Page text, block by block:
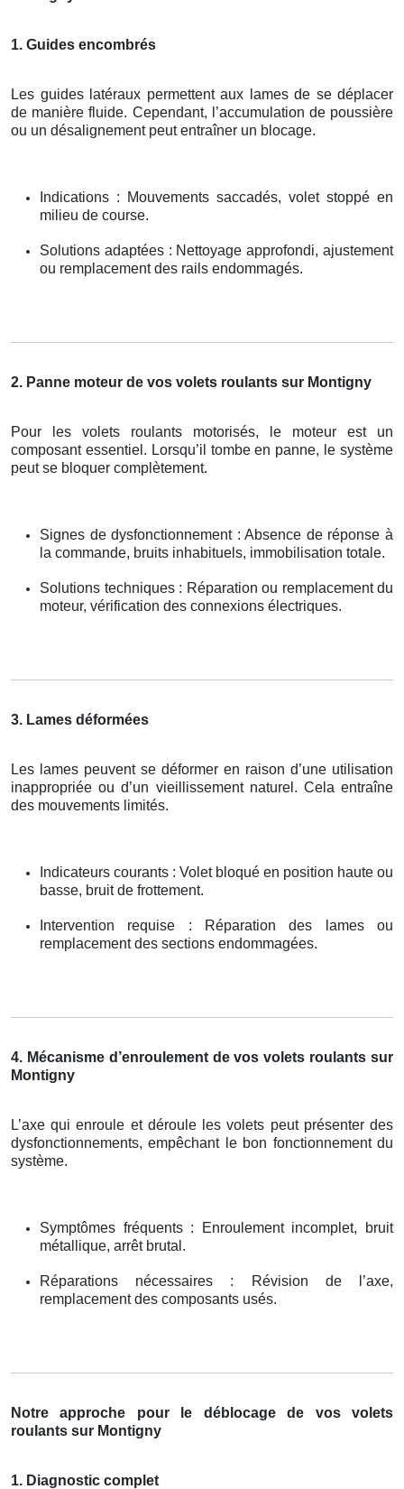
1. Guides encombrés
Les guides latéraux permettent aux lames de se déplacer
de manière fluide. Cependant, l’accumulation de poussière
ou un désalignement peut entraîner un blocage.
Indications : Mouvements saccadés, volet stoppé en
milieu de course.
Solutions adaptées : Nettoyage approfondi, ajustement
ou remplacement des rails endommagés.
2. Panne moteur de vos volets roulants sur Montigny
Pour les volets roulants motorisés, le moteur est un
composant essentiel. Lorsqu’il tombe en panne, le système
peut se bloquer complètement.
Signes de dysfonctionnement : Absence de réponse à
la commande, bruits inhabituels, immobilisation totale.
Solutions techniques : Réparation ou remplacement du
moteur, vérification des connexions électriques.
3. Lames déformées
Les lames peuvent se déformer en raison d’une utilisation
inappropriée ou d’un vieillissement naturel. Cela entraîne
des mouvements limités.
Indicateurs courants : Volet bloqué en position haute ou
basse, bruit de frottement.
Intervention requise : Réparation des lames ou
remplacement des sections endommagées.
4. Mécanisme d’enroulement de vos volets roulants sur
Montigny
L’axe qui enroule et déroule les volets peut présenter des
dysfonctionnements, empêchant le bon fonctionnement du
système.
Symptômes fréquents : Enroulement incomplet, bruit
métallique, arrêt brutal.
Réparations nécessaires : Révision de l’axe,
remplacement des composants usés.
Notre approche pour le déblocage de vos volets
roulants sur Montigny
1. Diagnostic complet